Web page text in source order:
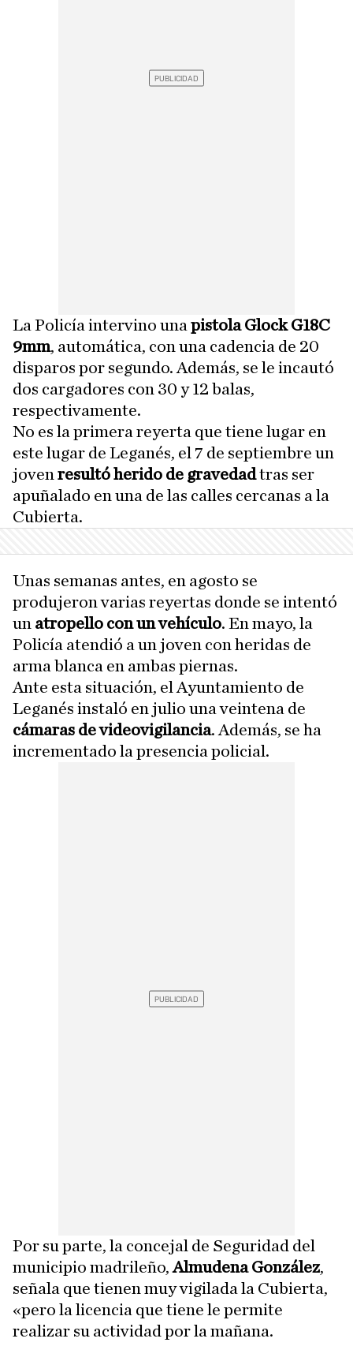
La Policía intervino una pistola Glock G18C
9mm, automática, con una cadencia de 20
disparos por segundo. Además, se le incautó
dos cargadores con 30 y 12 balas,
respectivamente.
No es la primera reyerta que tiene lugar en
este lugar de Leganés, el 7 de septiembre un
joven resultó herido de gravedadtras ser
apuñalado en una de las calles cercanas a la
Cubierta.
Unas semanas antes, en agosto se
produjeron varias reyertas donde se intentó
un atropello con un vehículo. En mayo, la
Policía atendió a un joven con heridas de
arma blanca en ambas piernas.
Ante esta situación, el Ayuntamiento de
Leganés instaló en julio una veintena de
cámaras de videovigilancia. Además, se ha
incrementado la presencia policial.
Por su parte, la concejal de Seguridad del
municipio madrileño,Almudena González,
señala que tienen muy vigilada la Cubierta,
«pero la licencia que tiene le permite
realizar su actividad por la mañana.